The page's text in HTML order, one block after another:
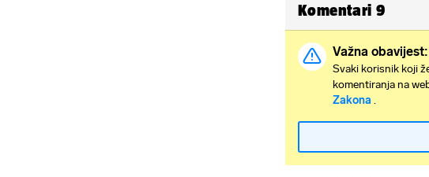
Komentari 9
Važna obavijest:
Svaki korisnik koji
komentiranja na
Zakona .